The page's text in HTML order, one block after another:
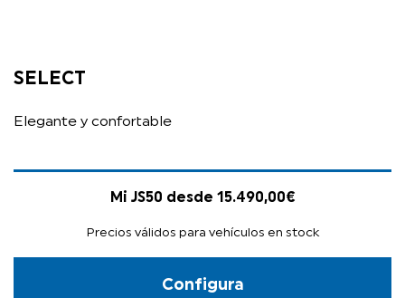
SELECT
Elegante y confortable
Mi JS50 desde 15.490,00€
Precios válidos para vehículos en stock
Configura